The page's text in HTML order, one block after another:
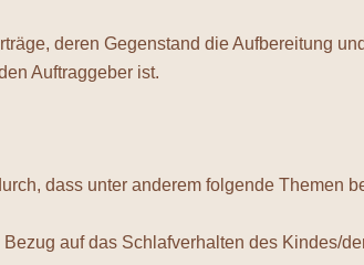
deren Gegenstand die Aufbereitung
Auftraggeber ist.
dass unter anderem folgende Themen
auf das Schlafverhalten des Kindes/